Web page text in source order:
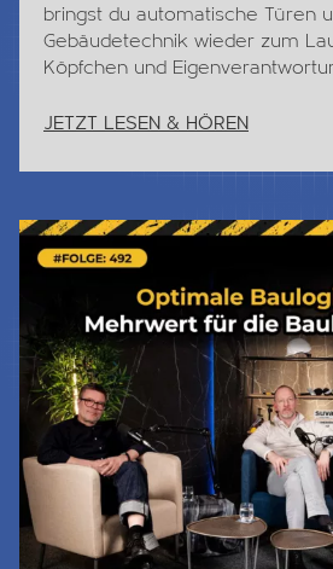
bringst du automatische Türen
Gebäudetechnik wieder zum
Köpfchen und
JETZT LESEN & HÖREN
Jetzt Lesen & Hören